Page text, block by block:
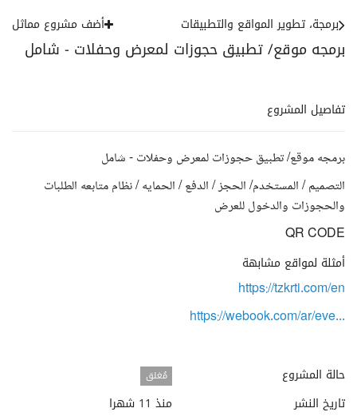
برمجه موقع/ تطبيق حجوزات لمعرض وحفلات - شامل
برمجة، تطوير المواقع والتطبيقات أضف مشروع مماثل
تفاصيل المشروع
برمجه موقع/ تطبيق حجوزات لمعرض وحفلات - شامل
التصميم / المستخدم/ الحجز / الدفع / الحمايه / نظام متابعه الطلبات
والحجوزات والدخول للعرض
QR CODE
أمثلة لمواقع مشابهة
https://tzkrti.com/en
https://webook.com/ar/eve...
حالة المشروع مُغلق
تاريخ النشر
منذ 11 شهرا